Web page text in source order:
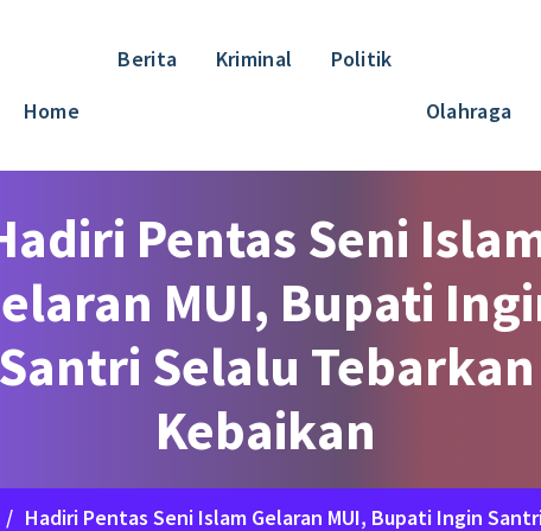
Home
Berita Kriminal
Politik
Olahraga
Pentas Seni
MUI, Bupati
Santri Selalu Tebarkan
Kebaikan
/ Hadiri Pentas Seni Islam Gelaran MUI, Bupati Ingin